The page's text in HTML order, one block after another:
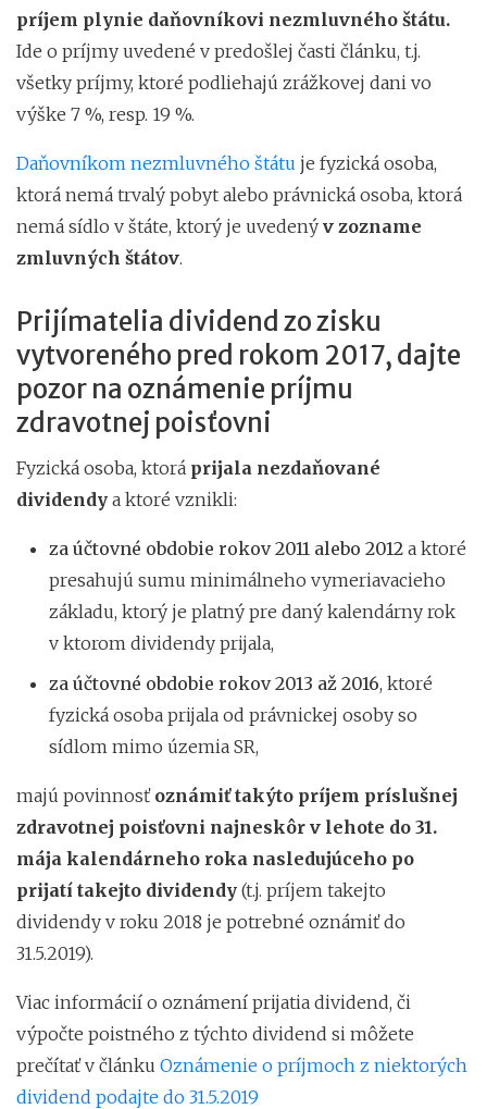
príjem plynie daňovníkovi nezmluvného štátu.
Ide o príjmy uvedené v predošlej časti článku, t.j.
všetky príjmy, ktoré podliehajú zrážkovej dani vo
výške 7 %, resp. 19 %.
Daňovníkom nezmluvného štátu je fyzická osoba,
ktorá nemá trvalý pobyt alebo právnická osoba, ktorá
nemá sídlo v štáte, ktorý je uvedený v zozname
zmluvných štátov.
Prijímatelia dividend zo zisku
vytvoreného pred rokom 2017, dajte
pozor na oznámenie príjmu
zdravotnej poisťovni
Fyzická osoba, ktorá prijala nezdaňované
dividendy a ktoré vznikli:
za účtovné obdobie rokov 2011 alebo 2012 a ktoré
presahujú sumu minimálneho vymeriavacieho
základu, ktorý je platný pre daný kalendárny rok
v ktorom dividendy prijala,
za účtovné obdobie rokov 2013 až 2016, ktoré
fyzická osoba prijala od právnickej osoby so
sídlom mimo územia SR,
majú povinnosť oznámiť takýto príjem príslušnej
zdravotnej poisťovni najneskôr v lehote do 31.
mája kalendárneho roka nasledujúceho po
prijatí takejto dividendy (t.j. príjem takejto
dividendy v roku 2018 je potrebné oznámiť do
31.5.2019).
Viac informácií o oznámení prijatia dividend, či
výpočte poistného z týchto dividend si môžete
prečítať v článku Oznámenie o príjmoch z niektorých
dividend podajte do 31.5.2019